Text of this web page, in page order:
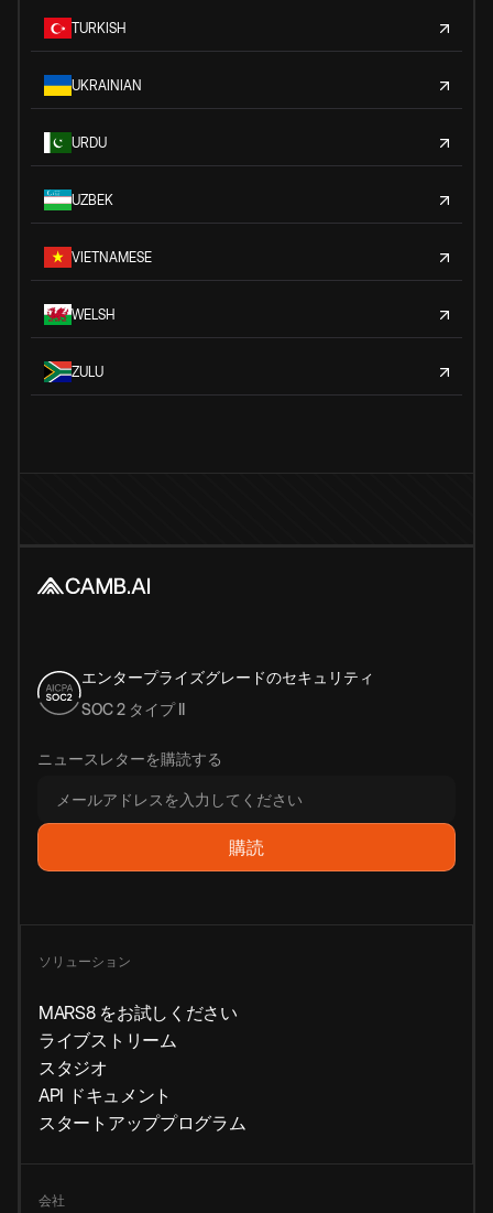
TURKISH
UKRAINIAN
URDU
UZBEK
VIETNAMESE
WELSH
ZULU
エンタープライズグレードのセキュリティ
SOC 2 タイプ II
ニュースレターを購読する
ソリューション
MARS8 をお試しください
ライブストリーム
スタジオ
API ドキュメント
スタートアッププログラム
会社